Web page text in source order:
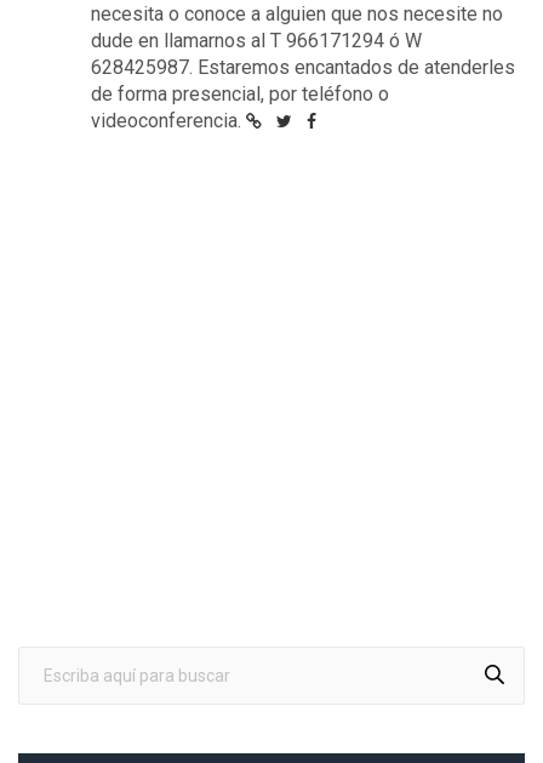
necesita o conoce a alguien que nos necesite no
dude en llamarnos al T 966171294 ó W
628425987. Estaremos encantados de atenderles
de forma presencial, por teléfono o
videoconferencia.